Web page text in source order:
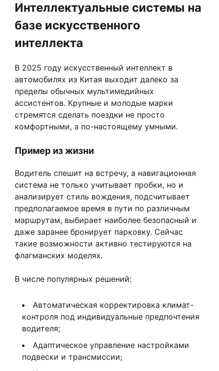
Интеллектуальные системы на
базе искусственного
интеллекта
В 2025 году искусственный интеллект в
автомобилях из Китая выходит далеко за
пределы обычных мультимедийных
ассистентов. Крупные и молодые марки
стремятся сделать поездки не просто
комфортными, а по-настоящему умными.
Пример из жизни
Водитель спешит на встречу, а навигационная
система не только учитывает пробки, но и
анализирует стиль вождения, подсчитывает
предполагаемое время в пути по различным
маршрутам, выбирает наиболее безопасный и
даже заранее бронирует парковку. Сейчас
такие возможности активно тестируются на
флагманских моделях.
В числе популярных решений:
Автоматическая корректировка климат-
контроля под индивидуальные предпочтения
водителя;
Адаптическое управление настройками
подвески и трансмиссии;